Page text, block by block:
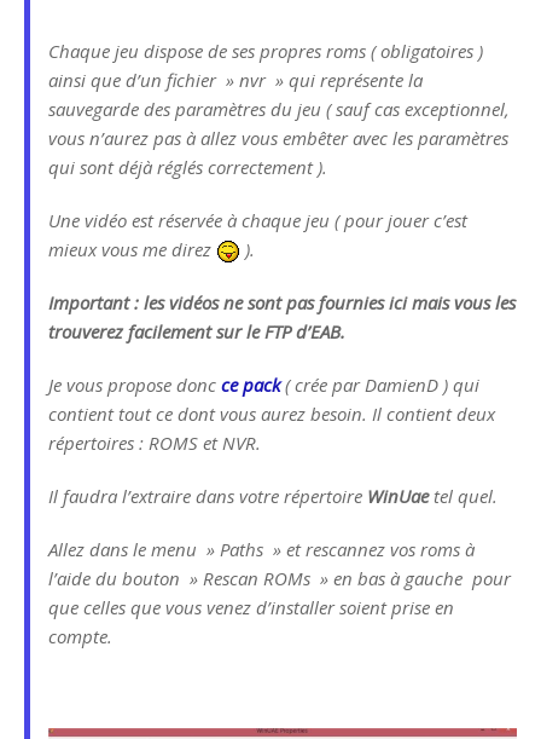
Chaque jeu dispose de ses propres roms ( obligatoires )
ainsi que d’un fichier » nvr » qui représente la
sauvegarde des paramètres du jeu ( sauf cas exceptionnel,
vous n’aurez pas à allez vous embêter avec les paramètres
qui sont déjà réglés correctement ).
Une vidéo est réservée à chaque jeu ( pour jouer c’est
mieux vous me direz
).
Important : les vidéos ne sont pas fournies ici mais vous les
trouverez facilement sur le FTP d’EAB.
Je vous propose donc ce pack( crée par DamienD ) qui
contient tout ce dont vous aurez besoin. Il contient deux
répertoires : ROMS et NVR.
Il faudra l’extraire dans votre répertoire WinUaetel quel.
Allez dans le menu » Paths » et rescannez vos roms à
l’aide du bouton » Rescan ROMs » en bas à gauche pour
que celles que vous venez d’installer soient prise en
compte.